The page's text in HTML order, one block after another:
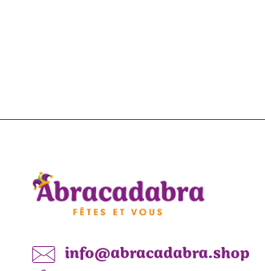
info@abracadabra.shop